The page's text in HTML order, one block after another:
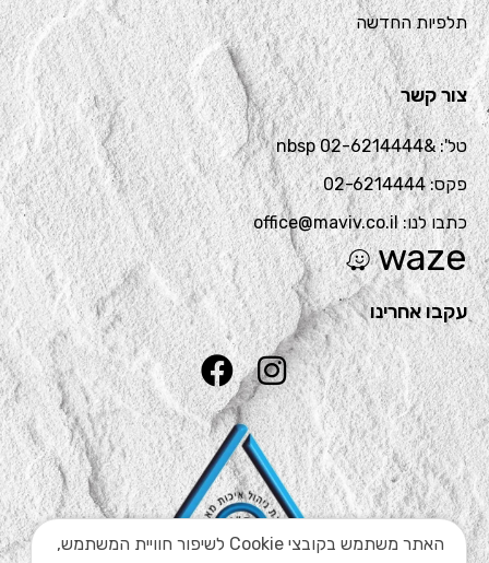
תלפיות החדשה
צור קשר
טל': &nbsp 02-6214444
פקס: 02-6214444
כתבו לנו: office@maviv.co.il
waze
עקבו אחרינו
האתר משתמש בקובצי Cookie לשיפור חוויית המשתמש,